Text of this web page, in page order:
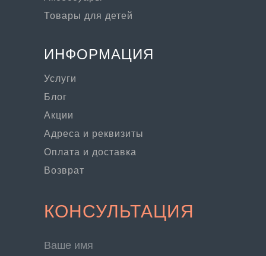
Товары для детей
ИНФОРМАЦИЯ
Услуги
Адреса и реквизиты
КОНСУЛЬТАЦИЯ
Ваше имя
Оплата и доставка
Возврат
Блог
Акции